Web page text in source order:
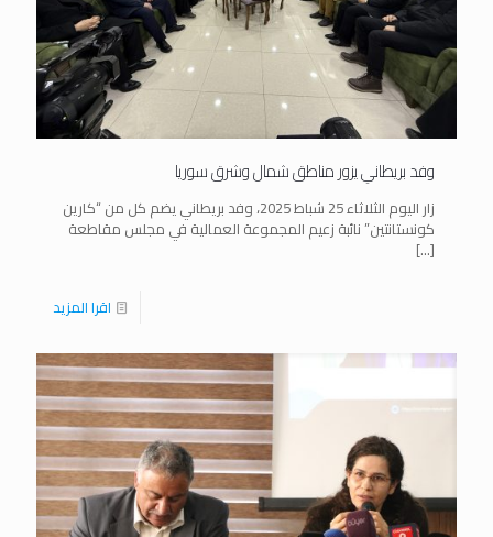
وفد بريطاني يزور مناطق شمال وشرق سوريا
زار اليوم الثلاثاء 25 شباط 2025، وفد بريطاني يضم كل من “كارين
كونستانتين” نائبة زعيم المجموعة العمالية في مجلس مقاطعة
[…]
اقرا المزيد